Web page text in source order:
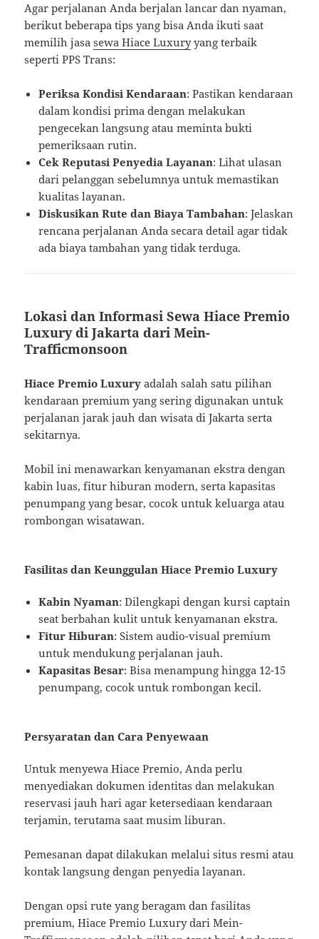
Agar perjalanan Anda berjalan lancar dan nyaman,
berikut beberapa tips yang bisa Anda ikuti saat
memilih jasasewa Hiace Luxuryyang terbaik
seperti PPS Trans:
Periksa Kondisi Kendaraan: Pastikan kendaraan
dalam kondisi prima dengan melakukan
pengecekan langsung atau meminta bukti
pemeriksaan rutin.
Cek Reputasi Penyedia Layanan: Lihat ulasan
dari pelanggan sebelumnya untuk memastikan
kualitas layanan.
Diskusikan Rute dan Biaya Tambahan: Jelaskan
rencana perjalanan Anda secara detail agar tidak
ada biaya tambahan yang tidak terduga.
Lokasi dan Informasi Sewa Hiace Premio
Luxury di Jakarta dari Mein-
Trafficmonsoon
Hiace Premio Luxury adalah salah satu pilihan
kendaraan premium yang sering digunakan untuk
perjalanan jarak jauh dan wisata di Jakarta serta
sekitarnya.
Mobil ini menawarkan kenyamanan ekstra dengan
kabin luas, fitur hiburan modern, serta kapasitas
penumpang yang besar, cocok untuk keluarga atau
rombongan wisatawan.
Fasilitas dan Keunggulan Hiace Premio Luxury
Kabin Nyaman: Dilengkapi dengan kursi captain
seat berbahan kulit untuk kenyamanan ekstra.
Fitur Hiburan: Sistem audio-visual premium
untuk mendukung perjalanan jauh.
Kapasitas Besar: Bisa menampung hingga 12-15
penumpang, cocok untuk rombongan kecil.
Persyaratan dan Cara Penyewaan
Untuk menyewa Hiace Premio, Anda perlu
menyediakan dokumen identitas dan melakukan
reservasi jauh hari agar ketersediaan kendaraan
terjamin, terutama saat musim liburan.
Pemesanan dapat dilakukan melalui situs resmi atau
kontak langsung dengan penyedia layanan.
Dengan opsi rute yang beragam dan fasilitas
premium, Hiace Premio Luxury dari Mein-